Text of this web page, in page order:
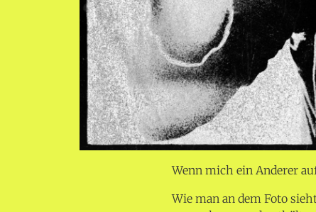
Wenn mich ein Anderer
Wie man an dem Foto